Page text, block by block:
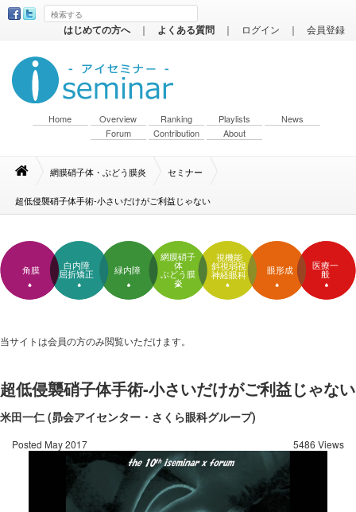
はじめての方へ ｜ よくある質問 ｜ ログイン ｜ 会員登録
Home Overview Ranking Playlists
News
Forum
Contribution About
網膜硝子体・ぶどう膜炎 セミナー
超低侵襲硝子体手術-小さいだけがご利益じゃない
角膜
白内障
屈折矯正
緑内障
網膜硝子
体
ぶどう膜
炎
視機能
斜視弱視
神経眼科
眼形成
医療一
般
当サイトは会員の方のみ閲覧いただけます。
超低侵襲硝子体手術-小さいだけがご利益じゃない
米田一仁 (昴会アイセンター・さくら眼科グループ)
Posted May 2017 5486 Views